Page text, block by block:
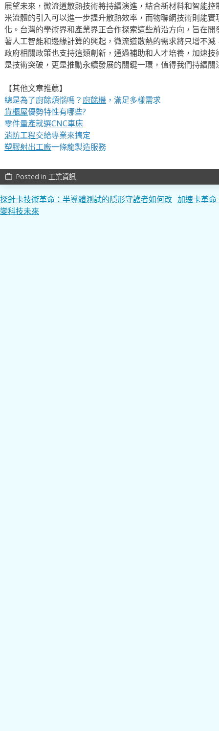
展望未來，微流道散熱技術將持續演進，結合新材料和智能
米流體的引入可以進一步提升散熱效率，而物聯網技術則能
化。台灣的學術界和產業界正合作探索這些前沿方向，旨在
著人工智能和邊緣計算的興起，微流道散熱的需求將只增不
政府相關政策也支持這類創新，通過補助和人才培養，加速
是技術突破，更是推動永續發展的關鍵一環，值得我們持續關
【其他文章推薦】
總是為了廚餘煩惱嗎？廚餘機，滿足多樣需求
貨櫃屋優勢特性有哪些?
零件量產就選CNC車床
消防工程交給專業來搞定
塑膠射出工廠一條龍製造服務
work_outline Posted in 工業資訊
文
章
探針卡技術革命：半導體測試的隱形守護者如何改
變科技未來
加速卡革